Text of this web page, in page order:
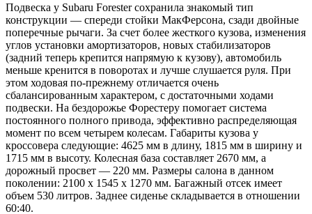
Подвеска у Subaru Forester сохранила знакомый тип
конструкции — спереди стойки МакФерсона, сзади двойные
поперечные рычаги. За счет более жесткого кузова, изменения
углов установки амортизаторов, новых стабилизаторов
(задний теперь крепится напрямую к кузову), автомобиль
меньше кренится в поворотах и лучше слушается руля. При
этом ходовая по-прежнему отличается очень
сбалансированным характером, с достаточными ходами
подвески. На бездорожье Форестеру помогает система
постоянного полного привода, эффективно распределяющая
момент по всем четырем колесам. Габариты кузова у
кроссовера следующие: 4625 мм в длину, 1815 мм в ширину и
1715 мм в высоту. Колесная база составляет 2670 мм, а
дорожный просвет — 220 мм. Размеры салона в данном
поколении: 2100 x 1545 x 1270 мм. Багажный отсек имеет
объем 530 литров. Заднее сиденье складывается в отношении
60:40.